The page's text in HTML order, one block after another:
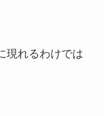
現れるわけでは